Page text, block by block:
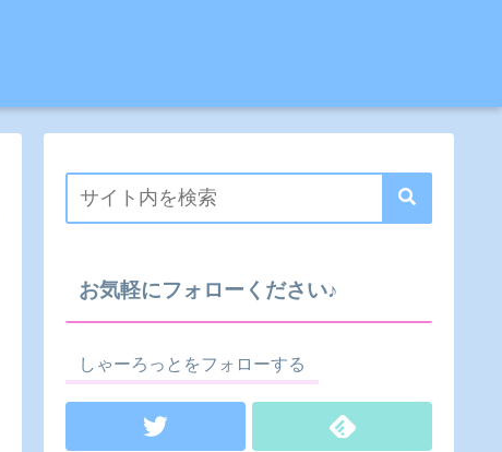
お気軽にフォローください♪
しゃーろっとをフォローする